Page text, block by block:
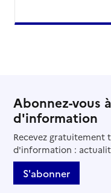
Abonnez-vous
d'information
Recevez gratuitement
d'information :
S'abonner